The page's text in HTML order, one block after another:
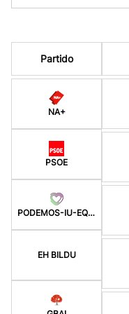
Partido
NA+
PSOE
PODEMOS-IU-EQUO-BATZ
EH BILDU